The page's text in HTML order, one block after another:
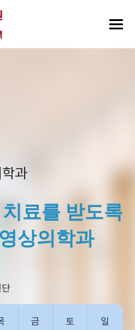
과
료를 받도록
상의학과
단
금 토 일